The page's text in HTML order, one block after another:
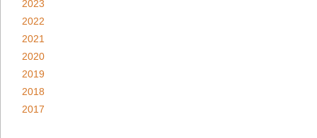
2023
2022
2021
2020
2019
2018
2017